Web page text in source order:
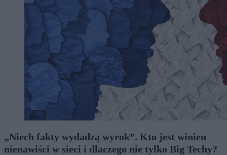
„Niech fakty wydadzą wyrok”. Kto jest winien
nienawiści w sieci i dlaczego nie tylko Big Techy?